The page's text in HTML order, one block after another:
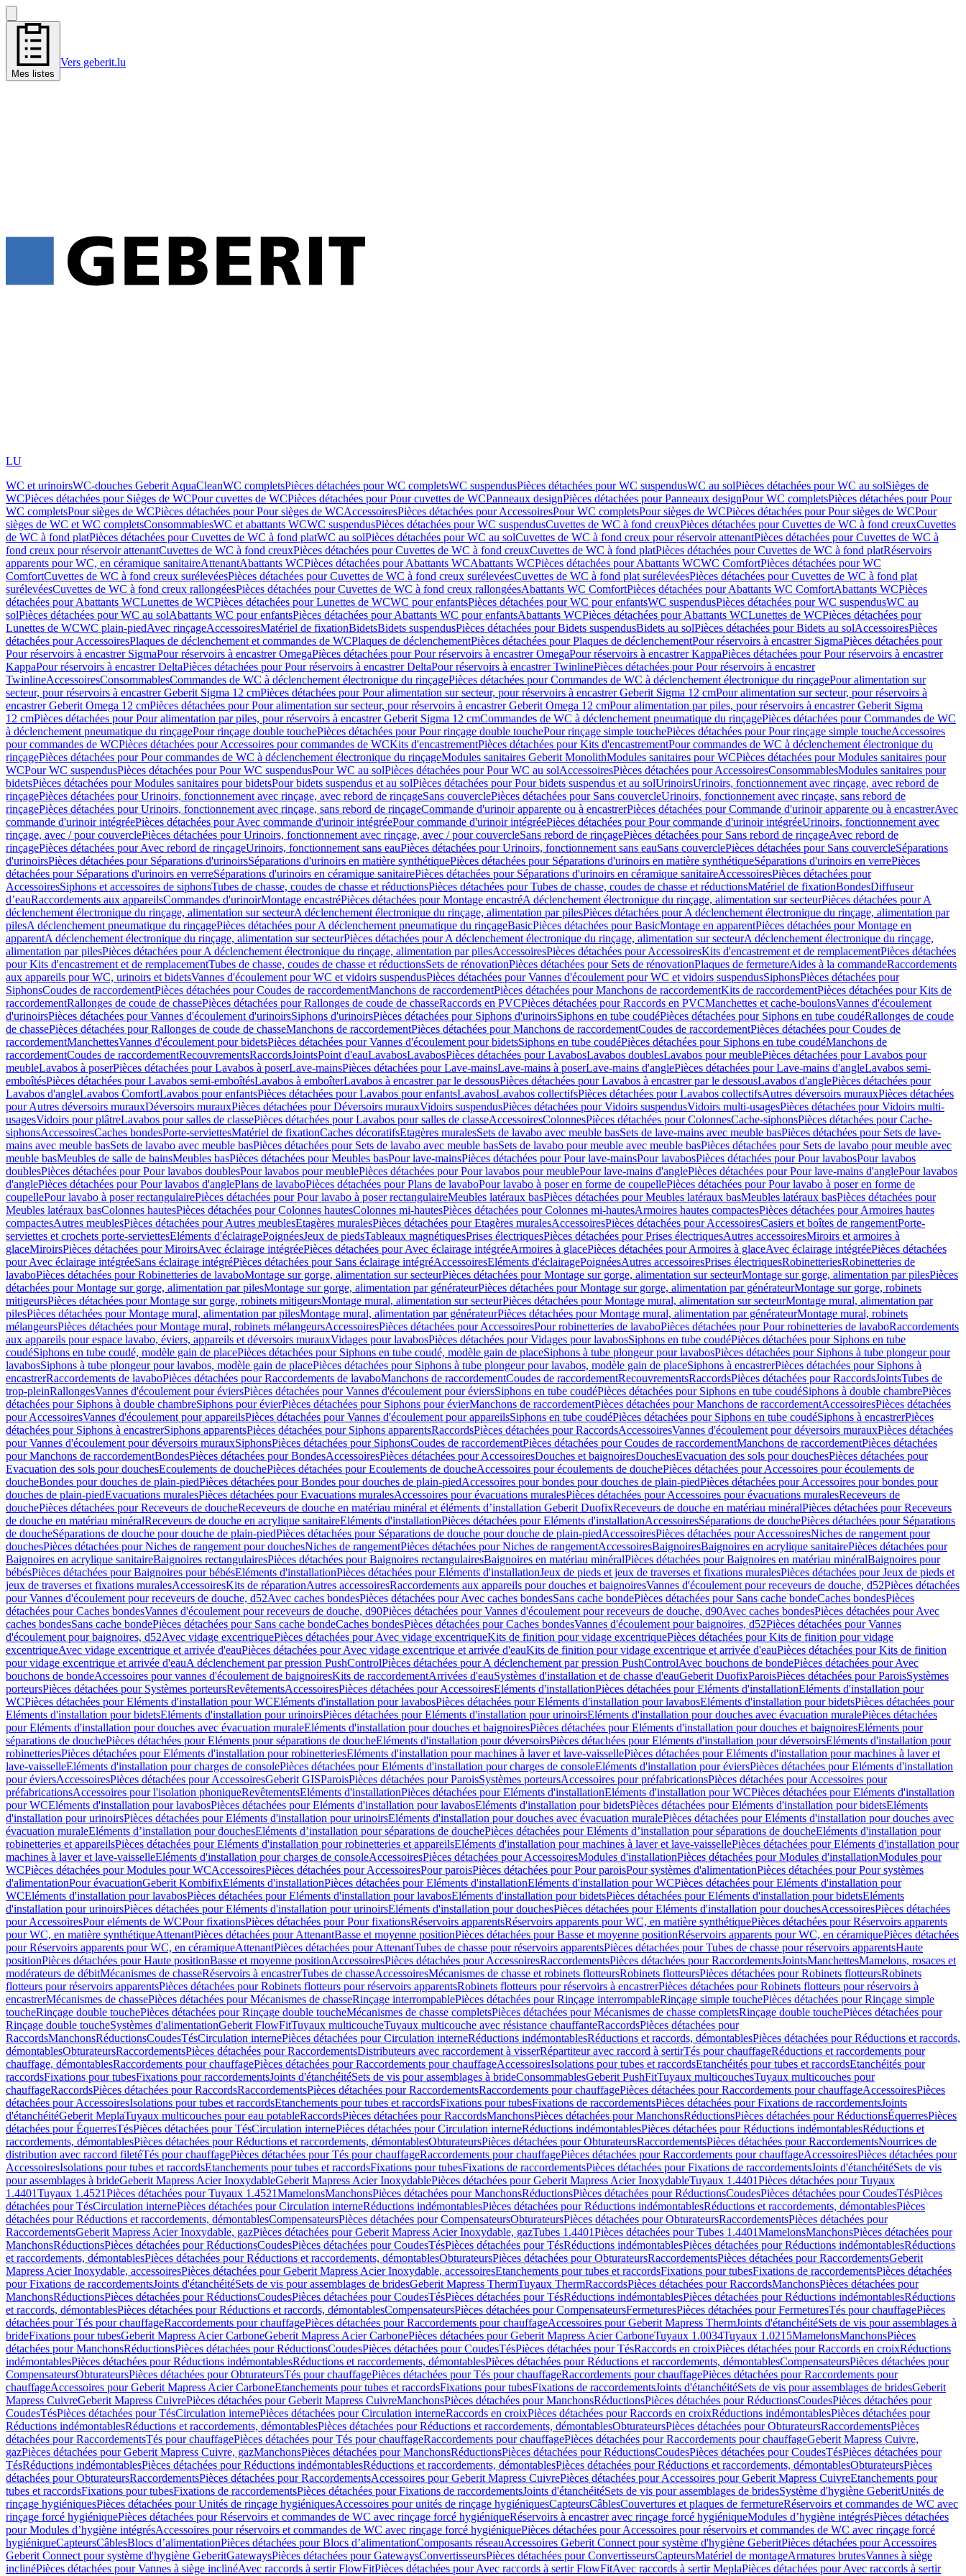
Mes listes
Vers geberit.lu
LU
WC et urinoirsWC-douches Geberit AquaCleanWC completsPièces détachées pour WC completsWC suspendusPièces détachées pour WC suspendusWC au solPièces détachées pour WC au solSièges de
WCPièces détachées pour Sièges de WCPour cuvettes de WCPièces détachées pour Pour cuvettes de WCPanneaux designPièces détachées pour Panneaux designPour WC completsPièces détachées pour Pour
WC completsPour sièges de WCPièces détachées pour Pour sièges de WCAccessoiresPièces détachées pour AccessoiresPour WC completsPour sièges de WCPièces détachées pour Pour sièges de WCPour
sièges de WC et WC completsConsommablesWC et abattants WCWC suspendusPièces détachées pour WC suspendusCuvettes de WC à fond creuxPièces détachées pour Cuvettes de WC à fond creuxCuvettes
de WC à fond platPièces détachées pour Cuvettes de WC à fond platWC au solPièces détachées pour WC au solCuvettes de WC à fond creux pour réservoir attenantPièces détachées pour Cuvettes de WC à
fond creux pour réservoir attenantCuvettes de WC à fond creuxPièces détachées pour Cuvettes de WC à fond creuxCuvettes de WC à fond platPièces détachées pour Cuvettes de WC à fond platRéservoirs
apparents pour WC, en céramique sanitaireAttenantAbattants WCPièces détachées pour Abattants WCAbattants WCPièces détachées pour Abattants WCWC ComfortPièces détachées pour WC
ComfortCuvettes de WC à fond creux surélevéesPièces détachées pour Cuvettes de WC à fond creux surélevéesCuvettes de WC à fond plat surélevéesPièces détachées pour Cuvettes de WC à fond plat
surélevéesCuvettes de WC à fond creux rallongéesPièces détachées pour Cuvettes de WC à fond creux rallongéesAbattants WC ComfortPièces détachées pour Abattants WC ComfortAbattants WCPièces
détachées pour Abattants WCLunettes de WCPièces détachées pour Lunettes de WCWC pour enfantsPièces détachées pour WC pour enfantsWC suspendusPièces détachées pour WC suspendusWC au
solPièces détachées pour WC au solAbattants WC pour enfantsPièces détachées pour Abattants WC pour enfantsAbattants WCPièces détachées pour Abattants WCLunettes de WCPièces détachées pour
Lunettes de WCWC plain-piedAvec rinçageAccessoiresMatériel de fixationBidetsBidets suspendusPièces détachées pour Bidets suspendusBidets au solPièces détachées pour Bidets au solAccessoiresPièces
détachées pour AccessoiresPlaques de déclenchement et commandes de WCPlaques de déclenchementPièces détachées pour Plaques de déclenchementPour réservoirs à encastrer SigmaPièces détachées pour
Pour réservoirs à encastrer SigmaPour réservoirs à encastrer OmegaPièces détachées pour Pour réservoirs à encastrer OmegaPour réservoirs à encastrer KappaPièces détachées pour Pour réservoirs à encastrer
KappaPour réservoirs à encastrer DeltaPièces détachées pour Pour réservoirs à encastrer DeltaPour réservoirs à encastrer TwinlinePièces détachées pour Pour réservoirs à encastrer
TwinlineAccessoiresConsommablesCommandes de WC à déclenchement électronique du rinçagePièces détachées pour Commandes de WC à déclenchement électronique du rinçagePour alimentation sur
secteur, pour réservoirs à encastrer Geberit Sigma 12 cmPièces détachées pour Pour alimentation sur secteur, pour réservoirs à encastrer Geberit Sigma 12 cmPour alimentation sur secteur, pour réservoirs à
encastrer Geberit Omega 12 cmPièces détachées pour Pour alimentation sur secteur, pour réservoirs à encastrer Geberit Omega 12 cmPour alimentation par piles, pour réservoirs à encastrer Geberit Sigma
12 cmPièces détachées pour Pour alimentation par piles, pour réservoirs à encastrer Geberit Sigma 12 cmCommandes de WC à déclenchement pneumatique du rinçagePièces détachées pour Commandes de WC
à déclenchement pneumatique du rinçagePour rinçage double touchePièces détachées pour Pour rinçage double touchePour rinçage simple touchePièces détachées pour Pour rinçage simple toucheAccessoires
pour commandes de WCPièces détachées pour Accessoires pour commandes de WCKits d'encastrementPièces détachées pour Kits d'encastrementPour commandes de WC à déclenchement électronique du
rinçagePièces détachées pour Pour commandes de WC à déclenchement électronique du rinçageModules sanitaires Geberit MonolithModules sanitaires pour WCPièces détachées pour Modules sanitaires pour
WCPour WC suspendusPièces détachées pour Pour WC suspendusPour WC au solPièces détachées pour Pour WC au solAccessoiresPièces détachées pour AccessoiresConsommablesModules sanitaires pour
bidetsPièces détachées pour Modules sanitaires pour bidetsPour bidets suspendus et au solPièces détachées pour Pour bidets suspendus et au solUrinoirsUrinoirs, fonctionnement avec rinçage, avec rebord de
rinçagePièces détachées pour Urinoirs, fonctionnement avec rinçage, avec rebord de rinçageSans couverclePièces détachées pour Sans couvercleUrinoirs, fonctionnement avec rinçage, sans rebord de
rinçagePièces détachées pour Urinoirs, fonctionnement avec rinçage, sans rebord de rinçageCommande d'urinoir apparente ou à encastrerPièces détachées pour Commande d'urinoir apparente ou à encastrerAvec
commande d'urinoir intégréePièces détachées pour Avec commande d'urinoir intégréePour commande d'urinoir intégréePièces détachées pour Pour commande d'urinoir intégréeUrinoirs, fonctionnement avec
rinçage, avec / pour couverclePièces détachées pour Urinoirs, fonctionnement avec rinçage, avec / pour couvercleSans rebord de rinçagePièces détachées pour Sans rebord de rinçageAvec rebord de
rinçagePièces détachées pour Avec rebord de rinçageUrinoirs, fonctionnement sans eauPièces détachées pour Urinoirs, fonctionnement sans eauSans couverclePièces détachées pour Sans couvercleSéparations
d'urinoirsPièces détachées pour Séparations d'urinoirsSéparations d'urinoirs en matière synthétiquePièces détachées pour Séparations d'urinoirs en matière synthétiqueSéparations d'urinoirs en verrePièces
détachées pour Séparations d'urinoirs en verreSéparations d'urinoirs en céramique sanitairePièces détachées pour Séparations d'urinoirs en céramique sanitaireAccessoiresPièces détachées pour
AccessoiresSiphons et accessoires de siphonsTubes de chasse, coudes de chasse et réductionsPièces détachées pour Tubes de chasse, coudes de chasse et réductionsMatériel de fixationBondesDiffuseur
d’eauRaccordements aux appareilsCommandes d'urinoirMontage encastréPièces détachées pour Montage encastréA déclenchement électronique du rinçage, alimentation sur secteurPièces détachées pour A
déclenchement électronique du rinçage, alimentation sur secteurA déclenchement électronique du rinçage, alimentation par pilesPièces détachées pour A déclenchement électronique du rinçage, alimentation par
pilesA déclenchement pneumatique du rinçagePièces détachées pour A déclenchement pneumatique du rinçageBasicPièces détachées pour BasicMontage en apparentPièces détachées pour Montage en
apparentA déclenchement électronique du rinçage, alimentation sur secteurPièces détachées pour A déclenchement électronique du rinçage, alimentation sur secteurA déclenchement électronique du rinçage,
alimentation par pilesPièces détachées pour A déclenchement électronique du rinçage, alimentation par pilesAccessoiresPièces détachées pour AccessoiresKits d'encastrement et de remplacementPièces détachées
pour Kits d'encastrement et de remplacementTubes de chasse, coudes de chasse et réductionsSets de rénovationPièces détachées pour Sets de rénovationPlaques de fermetureAides à la commandeRaccordements
aux appareils pour WC, urinoirs et bidetsVannes d'écoulement pour WC et vidoirs suspendusPièces détachées pour Vannes d'écoulement pour WC et vidoirs suspendusSiphonsPièces détachées pour
SiphonsCoudes de raccordementPièces détachées pour Coudes de raccordementManchons de raccordementPièces détachées pour Manchons de raccordementKits de raccordementPièces détachées pour Kits de
raccordementRallonges de coude de chassePièces détachées pour Rallonges de coude de chasseRaccords en PVCPièces détachées pour Raccords en PVCManchettes et cache-boulonsVannes d'écoulement
d'urinoirsPièces détachées pour Vannes d'écoulement d'urinoirsSiphons d'urinoirsPièces détachées pour Siphons d'urinoirsSiphons en tube coudéPièces détachées pour Siphons en tube coudéRallonges de coude
de chassePièces détachées pour Rallonges de coude de chasseManchons de raccordementPièces détachées pour Manchons de raccordementCoudes de raccordementPièces détachées pour Coudes de
raccordementManchettesVannes d'écoulement pour bidetsPièces détachées pour Vannes d'écoulement pour bidetsSiphons en tube coudéPièces détachées pour Siphons en tube coudéManchons de
raccordementCoudes de raccordementRecouvrementsRaccordsJointsPoint d'eauLavabosLavabosPièces détachées pour LavabosLavabos doublesLavabos pour meublePièces détachées pour Lavabos pour
meubleLavabos à poserPièces détachées pour Lavabos à poserLave-mainsPièces détachées pour Lave-mainsLave-mains à poserLave-mains d'anglePièces détachées pour Lave-mains d'angleLavabos semi-
emboîtésPièces détachées pour Lavabos semi-emboîtésLavabos à emboîterLavabos à encastrer par le dessousPièces détachées pour Lavabos à encastrer par le dessousLavabos d'anglePièces détachées pour
Lavabos d'angleLavabos ComfortLavabos pour enfantsPièces détachées pour Lavabos pour enfantsLavabosLavabos collectifsPièces détachées pour Lavabos collectifsAutres déversoirs murauxPièces détachées
pour Autres déversoirs murauxDéversoirs murauxPièces détachées pour Déversoirs murauxVidoirs suspendusPièces détachées pour Vidoirs suspendusVidoirs multi-usagesPièces détachées pour Vidoirs multi-
usagesVidoirs pour plâtreLavabos pour salles de classePièces détachées pour Lavabos pour salles de classeAccessoiresColonnesPièces détachées pour ColonnesCache-siphonsPièces détachées pour Cache-
siphonsAccessoiresCaches bondesPorte-serviettesMatériel de fixationCaches décoratifsEtagères muralesSets de lavabo avec meuble basSets de lave-mains avec meuble basPièces détachées pour Sets de lave-
mains avec meuble basSets de lavabo avec meuble basPièces détachées pour Sets de lavabo avec meuble basSets de lavabo pour meuble avec meuble basPièces détachées pour Sets de lavabo pour meuble avec
meuble basMeubles de salle de bainsMeubles basPièces détachées pour Meubles basPour lave-mainsPièces détachées pour Pour lave-mainsPour lavabosPièces détachées pour Pour lavabosPour lavabos
doublesPièces détachées pour Pour lavabos doublesPour lavabos pour meublePièces détachées pour Pour lavabos pour meublePour lave-mains d'anglePièces détachées pour Pour lave-mains d'anglePour lavabos
d'anglePièces détachées pour Pour lavabos d'anglePlans de lavaboPièces détachées pour Plans de lavaboPour lavabo à poser en forme de coupellePièces détachées pour Pour lavabo à poser en forme de
coupellePour lavabo à poser rectangulairePièces détachées pour Pour lavabo à poser rectangulaireMeubles latéraux basPièces détachées pour Meubles latéraux basMeubles latéraux basPièces détachées pour
Meubles latéraux basColonnes hautesPièces détachées pour Colonnes hautesColonnes mi-hautesPièces détachées pour Colonnes mi-hautesArmoires hautes compactesPièces détachées pour Armoires hautes
compactesAutres meublesPièces détachées pour Autres meublesEtagères muralesPièces détachées pour Etagères muralesAccessoiresPièces détachées pour AccessoiresCasiers et boîtes de rangementPorte-
serviettes et crochets porte-serviettesEléments d'éclairagePoignéesJeux de piedsTableaux magnétiquesPrises électriquesPièces détachées pour Prises électriquesAutres accessoiresMiroirs et armoires à
glaceMiroirsPièces détachées pour MiroirsAvec éclairage intégréePièces détachées pour Avec éclairage intégréeArmoires à glacePièces détachées pour Armoires à glaceAvec éclairage intégréePièces détachées
pour Avec éclairage intégréeSans éclairage intégréPièces détachées pour Sans éclairage intégréAccessoiresEléments d'éclairagePoignéesAutres accessoiresPrises électriquesRobinetteriesRobinetteries de
lavaboPièces détachées pour Robinetteries de lavaboMontage sur gorge, alimentation sur secteurPièces détachées pour Montage sur gorge, alimentation sur secteurMontage sur gorge, alimentation par pilesPièces
détachées pour Montage sur gorge, alimentation par pilesMontage sur gorge, alimentation par générateurPièces détachées pour Montage sur gorge, alimentation par générateurMontage sur gorge, robinets
mitigeursPièces détachées pour Montage sur gorge, robinets mitigeursMontage mural, alimentation sur secteurPièces détachées pour Montage mural, alimentation sur secteurMontage mural, alimentation par
pilesPièces détachées pour Montage mural, alimentation par pilesMontage mural, alimentation par générateurPièces détachées pour Montage mural, alimentation par générateurMontage mural, robinets
mélangeursPièces détachées pour Montage mural, robinets mélangeursAccessoiresPièces détachées pour AccessoiresPour robinetteries de lavaboPièces détachées pour Pour robinetteries de lavaboRaccordements
aux appareils pour espace lavabo, éviers, appareils et déversoirs murauxVidages pour lavabosPièces détachées pour Vidages pour lavabosSiphons en tube coudéPièces détachées pour Siphons en tube
coudéSiphons en tube coudé, modèle gain de placePièces détachées pour Siphons en tube coudé, modèle gain de placeSiphons à tube plongeur pour lavabosPièces détachées pour Siphons à tube plongeur pour
lavabosSiphons à tube plongeur pour lavabos, modèle gain de placePièces détachées pour Siphons à tube plongeur pour lavabos, modèle gain de placeSiphons à encastrerPièces détachées pour Siphons à
encastrerRaccordements de lavaboPièces détachées pour Raccordements de lavaboManchons de raccordementCoudes de raccordementRecouvrementsRaccordsPièces détachées pour RaccordsJointsTubes de
trop-pleinRallongesVannes d'écoulement pour éviersPièces détachées pour Vannes d'écoulement pour éviersSiphons en tube coudéPièces détachées pour Siphons en tube coudéSiphons à double chambrePièces
détachées pour Siphons à double chambreSiphons pour évierPièces détachées pour Siphons pour évierManchons de raccordementPièces détachées pour Manchons de raccordementAccessoiresPièces détachées
pour AccessoiresVannes d'écoulement pour appareilsPièces détachées pour Vannes d'écoulement pour appareilsSiphons en tube coudéPièces détachées pour Siphons en tube coudéSiphons à encastrerPièces
détachées pour Siphons à encastrerSiphons apparentsPièces détachées pour Siphons apparentsRaccordsPièces détachées pour RaccordsAccessoiresVannes d'écoulement pour déversoirs murauxPièces détachées
pour Vannes d'écoulement pour déversoirs murauxSiphonsPièces détachées pour SiphonsCoudes de raccordementPièces détachées pour Coudes de raccordementManchons de raccordementPièces détachées
pour Manchons de raccordementBondesPièces détachées pour BondesAccessoiresPièces détachées pour AccessoiresDouches et baignoiresDouchesEvacuation des sols pour douchesPièces détachées pour
Evacuation des sols pour douchesEcoulements de douchePièces détachées pour Ecoulements de doucheAccessoires pour écoulements de douchePièces détachées pour Accessoires pour écoulements de
doucheBondes pour douches de plain-piedPièces détachées pour Bondes pour douches de plain-piedAccessoires pour bondes pour douches de plain-piedPièces détachées pour Accessoires pour bondes pour
douches de plain-piedEvacuations muralesPièces détachées pour Evacuations muralesAccessoires pour évacuations muralesPièces détachées pour Accessoires pour évacuations muralesReceveurs de
douchePièces détachées pour Receveurs de doucheReceveurs de douche en matériau minéral et éléments d’installation Geberit DuofixReceveurs de douche en matériau minéralPièces détachées pour Receveurs
de douche en matériau minéralReceveurs de douche en acrylique sanitaireEléments d'installationPièces détachées pour Eléments d'installationAccessoiresSéparations de douchePièces détachées pour Séparations
de doucheSéparations de douche pour douche de plain-piedPièces détachées pour Séparations de douche pour douche de plain-piedAccessoiresPièces détachées pour AccessoiresNiches de rangement pour
douchesPièces détachées pour Niches de rangement pour douchesNiches de rangementPièces détachées pour Niches de rangementAccessoiresBaignoiresBaignoires en acrylique sanitairePièces détachées pour
Baignoires en acrylique sanitaireBaignoires rectangulairesPièces détachées pour Baignoires rectangulairesBaignoires en matériau minéralPièces détachées pour Baignoires en matériau minéralBaignoires pour
bébésPièces détachées pour Baignoires pour bébésEléments d'installationPièces détachées pour Eléments d'installationJeux de pieds et jeux de traverses et fixations muralesPièces détachées pour Jeux de pieds et
jeux de traverses et fixations muralesAccessoiresKits de réparationAutres accessoiresRaccordements aux appareils pour douches et baignoiresVannes d'écoulement pour receveurs de douche, d52Pièces détachées
pour Vannes d'écoulement pour receveurs de douche, d52Avec caches bondesPièces détachées pour Avec caches bondesSans cache bondePièces détachées pour Sans cache bondeCaches bondesPièces
détachées pour Caches bondesVannes d'écoulement pour receveurs de douche, d90Pièces détachées pour Vannes d'écoulement pour receveurs de douche, d90Avec caches bondesPièces détachées pour Avec
caches bondesSans cache bondePièces détachées pour Sans cache bondeCaches bondesPièces détachées pour Caches bondesVannes d'écoulement pour baignoires, d52Pièces détachées pour Vannes
d'écoulement pour baignoires, d52Avec vidage excentriquePièces détachées pour Avec vidage excentriqueKits de finition pour vidage excentriquePièces détachées pour Kits de finition pour vidage
excentriqueAvec vidage excentrique et arrivée d'eauPièces détachées pour Avec vidage excentrique et arrivée d'eauKits de finition pour vidage excentrique et arrivée d'eauPièces détachées pour Kits de finition
pour vidage excentrique et arrivée d'eauA déclenchement par pression PushControlPièces détachées pour A déclenchement par pression PushControlAvec bouchons de bondePièces détachées pour Avec
bouchons de bondeAccessoires pour vannes d'écoulement de baignoiresKits de raccordementArrivées d'eauSystèmes d'installation et de chasse d'eauGeberit DuofixParoisPièces détachées pour ParoisSystèmes
porteursPièces détachées pour Systèmes porteursRevêtementsAccessoiresPièces détachées pour AccessoiresEléments d'installationPièces détachées pour Eléments d'installationEléments d'installation pour
WCPièces détachées pour Eléments d'installation pour WCEléments d'installation pour lavabosPièces détachées pour Eléments d'installation pour lavabosEléments d'installation pour bidetsPièces détachées pour
Eléments d'installation pour bidetsEléments d'installation pour urinoirsPièces détachées pour Eléments d'installation pour urinoirsEléments d'installation pour douches avec évacuation muralePièces détachées
pour Eléments d'installation pour douches avec évacuation muraleEléments d'installation pour douches et baignoiresPièces détachées pour Eléments d'installation pour douches et baignoiresEléments pour
séparations de douchePièces détachées pour Eléments pour séparations de doucheEléments d'installation pour déversoirsPièces détachées pour Eléments d'installation pour déversoirsEléments d'installation pour
robinetteriesPièces détachées pour Eléments d'installation pour robinetteriesEléments d'installation pour machines à laver et lave-vaissellePièces détachées pour Eléments d'installation pour machines à laver et
lave-vaisselleEléments d'installation pour charges de consolePièces détachées pour Eléments d'installation pour charges de consoleEléments d'installation pour éviersPièces détachées pour Eléments d'installation
pour éviersAccessoiresPièces détachées pour AccessoiresGeberit GISParoisPièces détachées pour ParoisSystèmes porteursAccessoires pour préfabricationsPièces détachées pour Accessoires pour
préfabricationsAccessoires pour l'isolation phoniqueRevêtementsEléments d'installationPièces détachées pour Eléments d'installationEléments d'installation pour WCPièces détachées pour Eléments d'installation
pour WCEléments d'installation pour lavabosPièces détachées pour Eléments d'installation pour lavabosEléments d'installation pour bidetsPièces détachées pour Eléments d'installation pour bidetsEléments
d'installation pour urinoirsPièces détachées pour Eléments d'installation pour urinoirsEléments d'installation pour douches avec évacuation muralePièces détachées pour Eléments d'installation pour douches avec
évacuation muraleEléments d’installation pour douchesEléments d’installation pour séparations de douchePièces détachées pour Eléments d’installation pour séparations de doucheEléments d'installation pour
robinetteries et appareilsPièces détachées pour Eléments d'installation pour robinetteries et appareilsEléments d'installation pour machines à laver et lave-vaissellePièces détachées pour Eléments d'installation pour
machines à laver et lave-vaisselleEléments d'installation pour charges de consoleAccessoiresPièces détachées pour AccessoiresModules d'installationPièces détachées pour Modules d'installationModules pour
WCPièces détachées pour Modules pour WCAccessoiresPièces détachées pour AccessoiresPour paroisPièces détachées pour Pour paroisPour systèmes d'alimentationPièces détachées pour Pour systèmes
d'alimentationPour évacuationGeberit KombifixEléments d'installationPièces détachées pour Eléments d'installationEléments d'installation pour WCPièces détachées pour Eléments d'installation pour
WCEléments d'installation pour lavabosPièces détachées pour Eléments d'installation pour lavabosEléments d'installation pour bidetsPièces détachées pour Eléments d'installation pour bidetsEléments
d'installation pour urinoirsPièces détachées pour Eléments d'installation pour urinoirsEléments d'installation pour douchesPièces détachées pour Eléments d'installation pour douchesAccessoiresPièces détachées
pour AccessoiresPour eléments de WCPour fixationsPièces détachées pour Pour fixationsRéservoirs apparentsRéservoirs apparents pour WC, en matière synthétiquePièces détachées pour Réservoirs apparents
pour WC, en matière synthétiqueAttenantPièces détachées pour AttenantBasse et moyenne positionPièces détachées pour Basse et moyenne positionRéservoirs apparents pour WC, en céramiquePièces détachées
pour Réservoirs apparents pour WC, en céramiqueAttenantPièces détachées pour AttenantTubes de chasse pour réservoirs apparentsPièces détachées pour Tubes de chasse pour réservoirs apparentsHaute
positionPièces détachées pour Haute positionBasse et moyenne positionAccessoiresPièces détachées pour AccessoiresRaccordementsPièces détachées pour RaccordementsJointsManchettesMamelons, rosaces et
modérateurs de débitMécanismes de chasseRéservoirs à encastrerTubes de chasseAccessoiresMécanismes de chasse et robinets flotteursRobinets flotteursPièces détachées pour Robinets flotteursRobinets
flotteurs pour réservoirs apparentsPièces détachées pour Robinets flotteurs pour réservoirs apparentsRobinets flotteurs pour réservoirs à encastrerPièces détachées pour Robinets flotteurs pour réservoirs à
encastrerMécanismes de chassePièces détachées pour Mécanismes de chasseRinçage interrompablePièces détachées pour Rinçage interrompableRinçage simple touchePièces détachées pour Rinçage simple
toucheRinçage double touchePièces détachées pour Rinçage double toucheMécanismes de chasse completsPièces détachées pour Mécanismes de chasse completsRinçage double touchePièces détachées pour
Rinçage double toucheSystèmes d'alimentationGeberit FlowFitTuyaux multicoucheTuyaux multicouche avec résistance chauffanteRaccordsPièces détachées pour
RaccordsManchonsRéductionsCoudesTésCirculation internePièces détachées pour Circulation interneRéductions indémontablesRéductions et raccords, démontablesPièces détachées pour Réductions et raccords,
démontablesObturateursRaccordementsPièces détachées pour RaccordementsDistributeurs avec raccordement à visserRépartiteur avec raccord à sertirTés pour chauffageRéductions et raccordements pour
chauffage, démontablesRaccordements pour chauffagePièces détachées pour Raccordements pour chauffageAccessoiresIsolations pour tubes et raccordsEtanchéités pour tubes et raccordsEtanchéités pour
raccordsFixations pour tubesFixations pour raccordementsJoints d'étanchéitéSets de vis pour assemblages à brideConsommablesGeberit PushFitTuyaux multicouchesTuyaux multicouches pour
chauffageRaccordsPièces détachées pour RaccordsRaccordementsPièces détachées pour RaccordementsRaccordements pour chauffagePièces détachées pour Raccordements pour chauffageAccessoiresPièces
détachées pour AccessoiresIsolations pour tubes et raccordsEtanchements pour tubes et raccordsFixations pour tubesFixations de raccordementsPièces détachées pour Fixations de raccordementsJoints
d'étanchéitéGeberit MeplaTuyaux multicouches pour eau potableRaccordsPièces détachées pour RaccordsManchonsPièces détachées pour ManchonsRéductionsPièces détachées pour RéductionsÉquerresPièces
détachées pour ÉquerresTésPièces détachées pour TésCirculation internePièces détachées pour Circulation interneRéductions indémontablesPièces détachées pour Réductions indémontablesRéductions et
raccordements, démontablesPièces détachées pour Réductions et raccordements, démontablesObturateursPièces détachées pour ObturateursRaccordementsPièces détachées pour RaccordementsNourrices de
distribution avec raccord filetéTés pour chauffagePièces détachées pour Tés pour chauffageRaccordements pour chauffagePièces détachées pour Raccordements pour chauffageAccessoiresPièces détachées pour
AccessoiresIsolations pour tubes et raccordsEtanchements pour tubes et raccordsFixations pour tubesFixations de raccordementsPièces détachées pour Fixations de raccordementsJoints d'étanchéitéSets de vis
pour assemblages à brideGeberit Mapress Acier InoxydableGeberit Mapress Acier InoxydablePièces détachées pour Geberit Mapress Acier InoxydableTuyaux 1.4401Pièces détachées pour Tuyaux
1.4401Tuyaux 1.4521Pièces détachées pour Tuyaux 1.4521MamelonsManchonsPièces détachées pour ManchonsRéductionsPièces détachées pour RéductionsCoudesPièces détachées pour CoudesTésPièces
détachées pour TésCirculation internePièces détachées pour Circulation interneRéductions indémontablesPièces détachées pour Réductions indémontablesRéductions et raccordements, démontablesPièces
détachées pour Réductions et raccordements, démontablesCompensateursPièces détachées pour CompensateursObturateursPièces détachées pour ObturateursRaccordementsPièces détachées pour
RaccordementsGeberit Mapress Acier Inoxydable, gazPièces détachées pour Geberit Mapress Acier Inoxydable, gazTubes 1.4401Pièces détachées pour Tubes 1.4401MamelonsManchonsPièces détachées pour
ManchonsRéductionsPièces détachées pour RéductionsCoudesPièces détachées pour CoudesTésPièces détachées pour TésRéductions indémontablesPièces détachées pour Réductions indémontablesRéductions
et raccordements, démontablesPièces détachées pour Réductions et raccordements, démontablesObturateursPièces détachées pour ObturateursRaccordementsPièces détachées pour RaccordementsGeberit
Mapress Acier Inoxydable, accessoiresPièces détachées pour Geberit Mapress Acier Inoxydable, accessoiresEtanchements pour tubes et raccordsFixations pour tubesFixations de raccordementsPièces détachées
pour Fixations de raccordementsJoints d'étanchéitéSets de vis pour assemblages de bridesGeberit Mapress ThermTuyaux ThermRaccordsPièces détachées pour RaccordsManchonsPièces détachées pour
ManchonsRéductionsPièces détachées pour RéductionsCoudesPièces détachées pour CoudesTésPièces détachées pour TésRéductions indémontablesPièces détachées pour Réductions indémontablesRéductions
et raccords, démontablesPièces détachées pour Réductions et raccords, démontablesCompensateursPièces détachées pour CompensateursFermeturesPièces détachées pour FermeturesTés pour chauffagePièces
détachées pour Tés pour chauffageRaccordements pour chauffagePièces détachées pour Raccordements pour chauffageAccessoires pour Geberit Mapress ThermJoints d'étanchéitéSets de vis pour assemblages à
brideFixations pour tubesGeberit Mapress Acier CarboneGeberit Mapress Acier CarbonePièces détachées pour Geberit Mapress Acier CarboneTuyaux 1.0034Tuyaux 1.0215MamelonsManchonsPièces
détachées pour ManchonsRéductionsPièces détachées pour RéductionsCoudesPièces détachées pour CoudesTésPièces détachées pour TésRaccords en croixPièces détachées pour Raccords en croixRéductions
indémontablesPièces détachées pour Réductions indémontablesRéductions et raccordements, démontablesPièces détachées pour Réductions et raccordements, démontablesCompensateursPièces détachées pour
CompensateursObturateursPièces détachées pour ObturateursTés pour chauffagePièces détachées pour Tés pour chauffageRaccordements pour chauffagePièces détachées pour Raccordements pour
chauffageAccessoires pour Geberit Mapress Acier CarboneEtanchements pour tubes et raccordsFixations pour tubesFixations de raccordementsJoints d'étanchéitéSets de vis pour assemblages de bridesGeberit
Mapress CuivreGeberit Mapress CuivrePièces détachées pour Geberit Mapress CuivreManchonsPièces détachées pour ManchonsRéductionsPièces détachées pour RéductionsCoudesPièces détachées pour
CoudesTésPièces détachées pour TésCirculation internePièces détachées pour Circulation interneRaccords en croixPièces détachées pour Raccords en croixRéductions indémontablesPièces détachées pour
Réductions indémontablesRéductions et raccordements, démontablesPièces détachées pour Réductions et raccordements, démontablesObturateursPièces détachées pour ObturateursRaccordementsPièces
détachées pour RaccordementsTés pour chauffagePièces détachées pour Tés pour chauffageRaccordements pour chauffagePièces détachées pour Raccordements pour chauffageGeberit Mapress Cuivre,
gazPièces détachées pour Geberit Mapress Cuivre, gazManchonsPièces détachées pour ManchonsRéductionsPièces détachées pour RéductionsCoudesPièces détachées pour CoudesTésPièces détachées pour
TésRéductions indémontablesPièces détachées pour Réductions indémontablesRéductions et raccordements, démontablesPièces détachées pour Réductions et raccordements, démontablesObturateursPièces
détachées pour ObturateursRaccordementsPièces détachées pour RaccordementsAccessoires pour Geberit Mapress CuivrePièces détachées pour Accessoires pour Geberit Mapress CuivreEtanchements pour
tubes et raccordsFixations pour tubesFixations de raccordementsPièces détachées pour Fixations de raccordementsJoints d'étanchéitéSets de vis pour assemblages de bridesSystème d'hygiène GeberitUnités de
rinçage hygiéniquesPièces détachées pour Unités de rinçage hygiéniquesAccessoires pour unités de rinçage hygiéniquesCapteursCâblesCouvertures et plaques de fermetureRéservoirs et commandes de WC avec
rinçage forcé hygiéniquePièces détachées pour Réservoirs et commandes de WC avec rinçage forcé hygiéniqueRéservoirs à encastrer avec rinçage forcé hygiéniqueModules d’hygiène intégrésPièces détachées
pour Modules d’hygiène intégrésAccessoires pour réservoirs et commandes de WC avec rinçage forcé hygiéniquePièces détachées pour Accessoires pour réservoirs et commandes de WC avec rinçage forcé
hygiéniqueCapteursCâblesBlocs d’alimentationPièces détachées pour Blocs d’alimentationComposants réseauAccessoires Geberit Connect pour système d'hygiène GeberitPièces détachées pour Accessoires
Geberit Connect pour système d'hygiène GeberitGatewaysPièces détachées pour GatewaysConvertisseursPièces détachées pour ConvertisseursCapteursMatériel de montageArmatures brutesVannes à siège
inclinéPièces détachées pour Vannes à siège inclinéAvec raccords à sertir FlowFitPièces détachées pour Avec raccords à sertir FlowFitAvec raccords à sertir MeplaPièces détachées pour Avec raccords à sertir